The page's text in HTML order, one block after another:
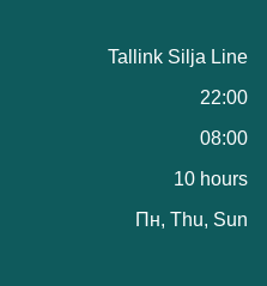
Tallink Silja Line
22:00
08:00
10 hours
Пн, Thu, Sun